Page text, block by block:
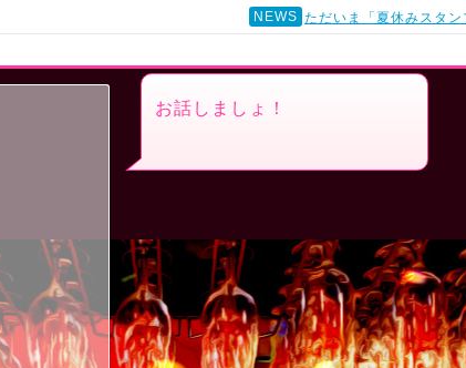
NEWS ただいま「夏休みスタン
お話しましょ！